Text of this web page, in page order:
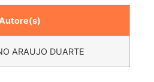
ARAUJO DUARTE